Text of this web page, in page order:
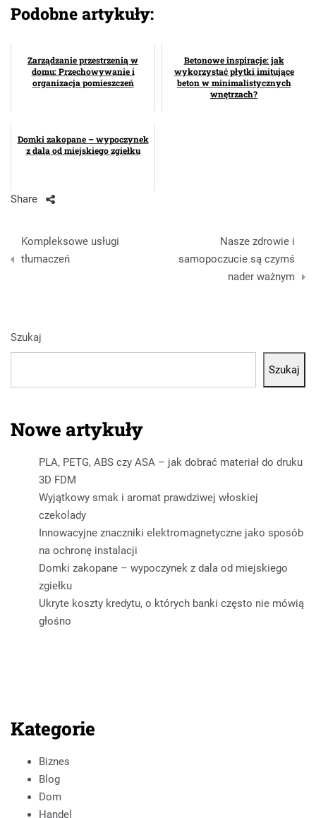
Podobne artykuły:
Zarządzanie przestrzenią w
domu: Przechowywanie i
organizacja pomieszczeń
Betonowe inspiracje: jak
wykorzystać płytki imitujące
beton w minimalistycznych
wnętrzach?
Domki zakopane – wypoczynek
z dala od miejskiego zgiełku
Share
Nawigacja
wpisu
Kompleksowe usługi
tłumaczeń
Nasze zdrowie i
samopoczucie są czymś
nader ważnym
Szukaj
Szukaj
Nowe artykuły
PLA, PETG, ABS czy ASA – jak dobrać materiał do druku
3D FDM
Wyjątkowy smak i aromat prawdziwej włoskiej
czekolady
Innowacyjne znaczniki elektromagnetyczne jako sposób
na ochronę instalacji
Domki zakopane – wypoczynek z dala od miejskiego
zgiełku
Ukryte koszty kredytu, o których banki często nie mówią
głośno
Kategorie
Biznes
Blog
Dom
Handel